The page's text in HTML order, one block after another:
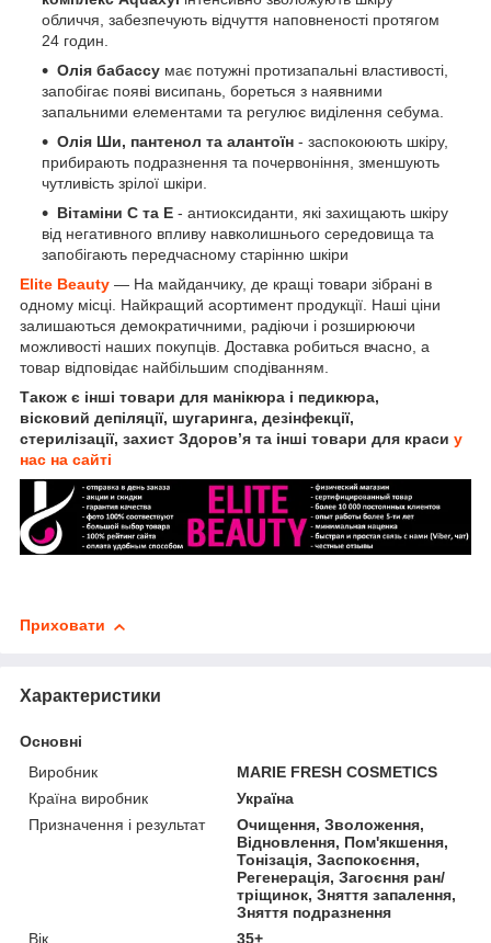
обличчя, забезпечують відчуття наповненості протягом
24 годин.
Олія бабассу має потужні протизапальні властивості,
запобігає появі висипань, бореться з наявними
запальними елементами та регулює виділення себума.
Олія Ши, пантенол та алантоїн - заспокоюють шкіру,
прибирають подразнення та почервоніння, зменшують
чутливість зрілої шкіри.
Вітаміни С та Е - антиоксиданти, які захищають шкіру
від негативного впливу навколишнього середовища та
запобігають передчасному старінню шкіри
Elite Beauty — На майданчику, де кращі товари зібрані в
одному місці. Найкращий асортимент продукції. Наші ціни
залишаються демократичними, радіючи і розширюючи
можливості наших покупців. Доставка робиться вчасно, а
товар відповідає найбільшим сподіванням.
Також є інші товари для манікюра і педикюра,
вісковий депіляції, шугаринга, дезінфекції,
стерилізації, захист Здоров’я та інші товари для краси у
нас на сайті
Приховати
Характеристики
Основні
Виробник
MARIE FRESH COSMETICS
Країна виробник
Україна
Призначення і результат
Очищення, Зволоження,
Відновлення, Пом'якшення,
Тонізація, Заспокоєння,
Регенерація, Загоєння ран/
тріщинок, Зняття запалення,
Зняття подразнення
Вік
35+